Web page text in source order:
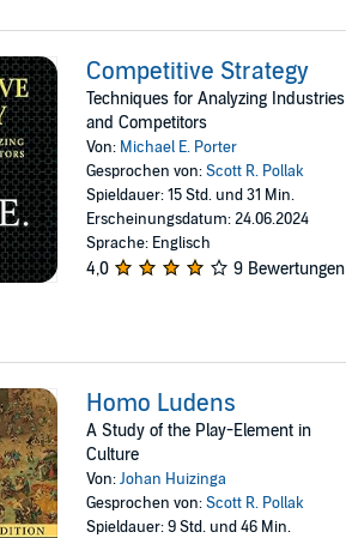
Competitive Strategy
Techniques for Analyzing Industries
and Competitors
Von: Michael E. Porter
Gesprochen von:Scott R. Pollak
Spieldauer: 15 Std. und 31 Min.
Erscheinungsdatum: 24.06.2024
Sprache: Englisch
4,0 9 Bewertungen
Homo Ludens
A Study of the Play-Element in
Culture
Von:Johan Huizinga
Gesprochen von:Scott R. Pollak
Spieldauer: 9 Std. und 46 Min.